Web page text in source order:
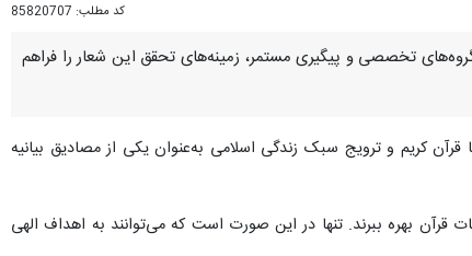
کد مطلب: 85820707